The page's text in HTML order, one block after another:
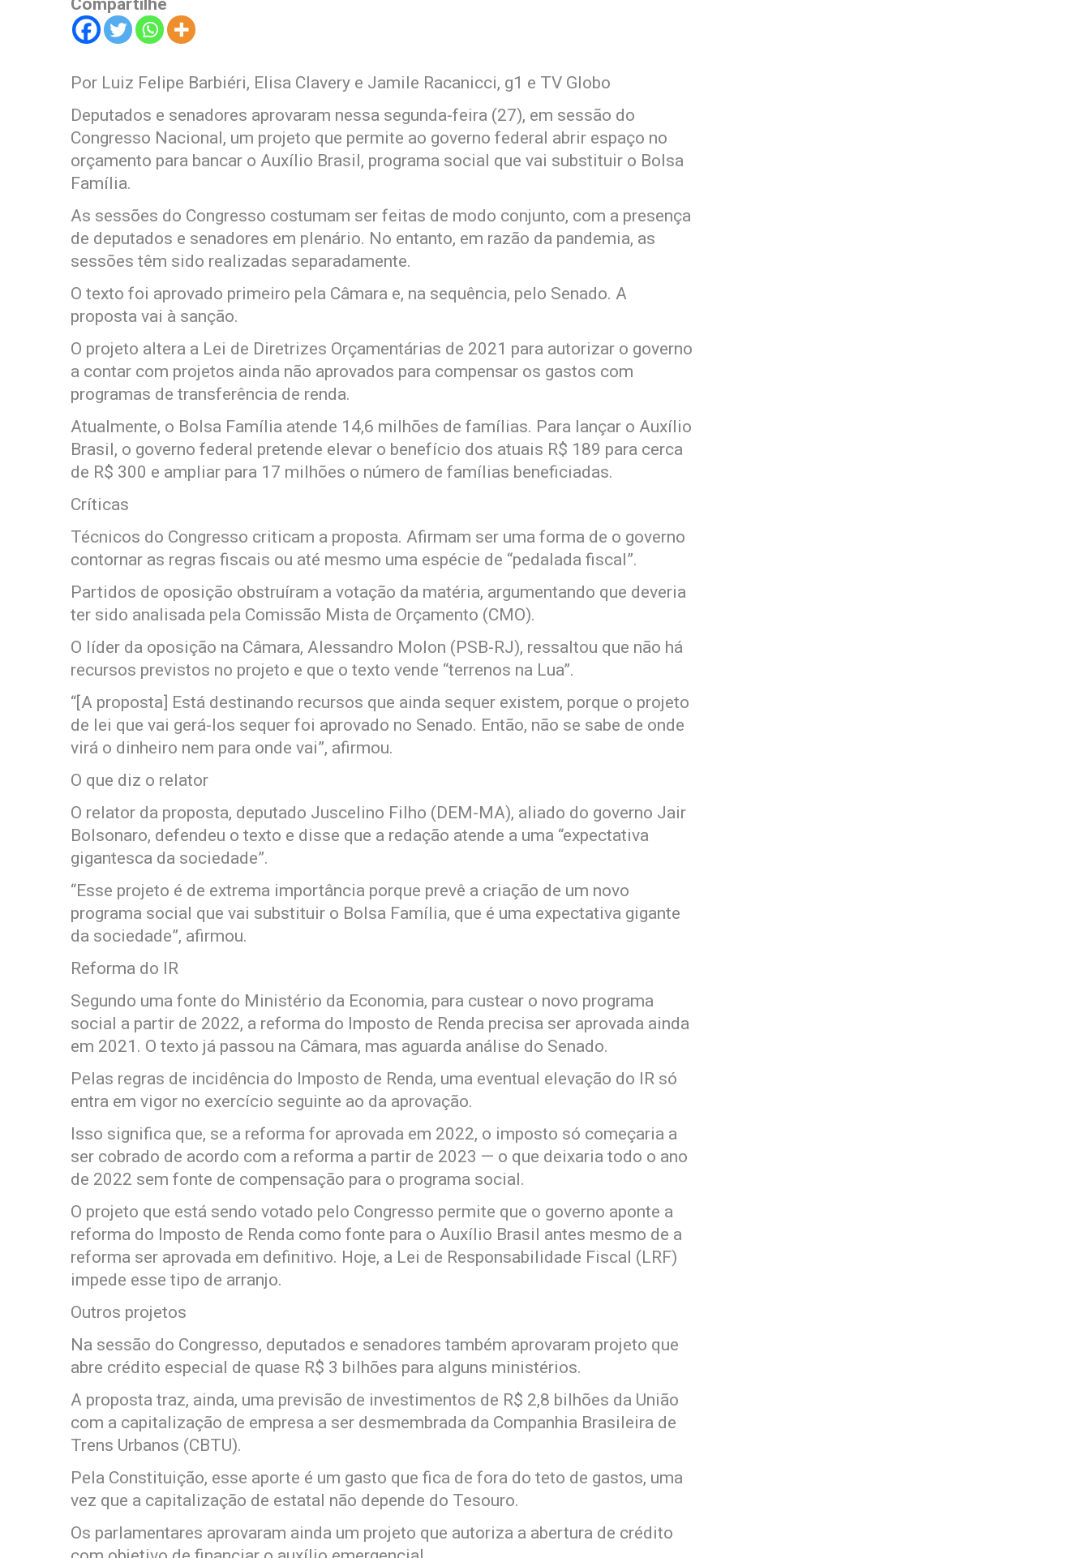
Compartilhe
Por Luiz Felipe Barbiéri, Elisa Clavery e Jamile Racanicci, g1 e TV Globo
Deputados e senadores aprovaram nessa segunda-feira (27), em sessão do
Congresso Nacional, um projeto que permite ao governo federal abrir espaço no
orçamento para bancar o Auxílio Brasil, programa social que vai substituir o Bolsa
Família.
As sessões do Congresso costumam ser feitas de modo conjunto, com a presença
de deputados e senadores em plenário. No entanto, em razão da pandemia, as
sessões têm sido realizadas separadamente.
O texto foi aprovado primeiro pela Câmara e, na sequência, pelo Senado. A
proposta vai à sanção.
O projeto altera a Lei de Diretrizes Orçamentárias de 2021 para autorizar o governo
a contar com projetos ainda não aprovados para compensar os gastos com
programas de transferência de renda.
Atualmente, o Bolsa Família atende 14,6 milhões de famílias. Para lançar o Auxílio
Brasil, o governo federal pretende elevar o benefício dos atuais R$ 189 para cerca
de R$ 300 e ampliar para 17 milhões o número de famílias beneficiadas.
Críticas
Técnicos do Congresso criticam a proposta. Afirmam ser uma forma de o governo
contornar as regras fiscais ou até mesmo uma espécie de “pedalada fiscal”.
Partidos de oposição obstruíram a votação da matéria, argumentando que deveria
ter sido analisada pela Comissão Mista de Orçamento (CMO).
O líder da oposição na Câmara, Alessandro Molon (PSB-RJ), ressaltou que não há
recursos previstos no projeto e que o texto vende “terrenos na Lua”.
“[A proposta] Está destinando recursos que ainda sequer existem, porque o projeto
de lei que vai gerá-los sequer foi aprovado no Senado. Então, não se sabe de onde
virá o dinheiro nem para onde vai”, afirmou.
O que diz o relator
O relator da proposta, deputado Juscelino Filho (DEM-MA), aliado do governo Jair
Bolsonaro, defendeu o texto e disse que a redação atende a uma “expectativa
gigantesca da sociedade”.
“Esse projeto é de extrema importância porque prevê a criação de um novo
programa social que vai substituir o Bolsa Família, que é uma expectativa gigante
da sociedade”, afirmou.
Reforma do IR
Segundo uma fonte do Ministério da Economia, para custear o novo programa
social a partir de 2022, a reforma do Imposto de Renda precisa ser aprovada ainda
em 2021. O texto já passou na Câmara, mas aguarda análise do Senado.
Pelas regras de incidência do Imposto de Renda, uma eventual elevação do IR só
entra em vigor no exercício seguinte ao da aprovação.
Isso significa que, se a reforma for aprovada em 2022, o imposto só começaria a
ser cobrado de acordo com a reforma a partir de 2023 — o que deixaria todo o ano
de 2022 sem fonte de compensação para o programa social.
O projeto que está sendo votado pelo Congresso permite que o governo aponte a
reforma do Imposto de Renda como fonte para o Auxílio Brasil antes mesmo de a
reforma ser aprovada em definitivo. Hoje, a Lei de Responsabilidade Fiscal (LRF)
impede esse tipo de arranjo.
Outros projetos
Na sessão do Congresso, deputados e senadores também aprovaram projeto que
abre crédito especial de quase R$ 3 bilhões para alguns ministérios.
A proposta traz, ainda, uma previsão de investimentos de R$ 2,8 bilhões da União
com a capitalização de empresa a ser desmembrada da Companhia Brasileira de
Trens Urbanos (CBTU).
Pela Constituição, esse aporte é um gasto que fica de fora do teto de gastos, uma
vez que a capitalização de estatal não depende do Tesouro.
Os parlamentares aprovaram ainda um projeto que autoriza a abertura de crédito